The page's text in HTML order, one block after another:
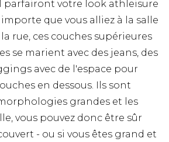
parfairont votre look athleisure
que vous alliez à la salle
rue, ces couches supérieures
se marient avec des jeans, des
avec de l'espace pour
en dessous. Ils sont
grandes et les
vous pouvez donc être sûr
- ou si vous êtes grand et